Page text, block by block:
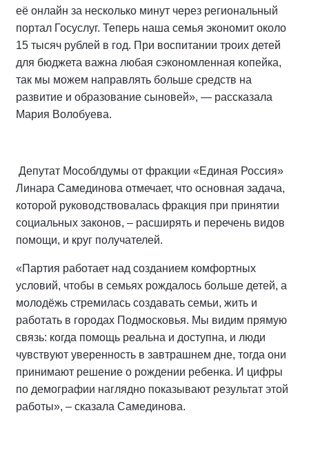
её онлайн за несколько минут через региональный
портал Госуслуг. Теперь наша семья экономит около
15 тысяч рублей в год. При воспитании троих детей
для бюджета важна любая сэкономленная копейка,
так мы можем направлять больше средств на
развитие и образование сыновей», — рассказала
Мария Волобуева.
Депутат Мособлдумы от фракции «Единая Россия»
Линара Самединова отмечает, что основная задача,
которой руководствовалась фракция при принятии
социальных законов, – расширять и перечень видов
помощи, и круг получателей.
«Партия работает над созданием комфортных
условий, чтобы в семьях рождалось больше детей, а
молодёжь стремилась создавать семьи, жить и
работать в городах Подмосковья. Мы видим прямую
связь: когда помощь реальна и доступна, и люди
чувствуют уверенность в завтрашнем дне, тогда они
принимают решение о рождении ребенка. И цифры
по демографии наглядно показывают результат этой
работы», – сказала Самединова.